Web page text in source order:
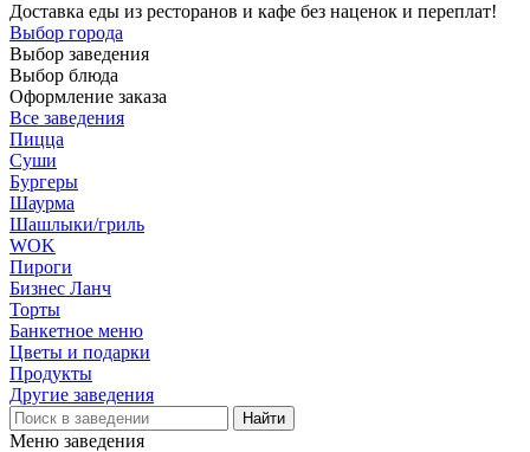
Доставка еды из ресторанов и кафе без наценок и переплат!
Выбор города
Выбор заведения
Выбор блюда
Оформление заказа
Все заведения
Пицца
Суши
Бургеры
Шаурма
Шашлыки/гриль
WOK
Пироги
Бизнес Ланч
Торты
Банкетное меню
Цветы и подарки
Продукты
Другие заведения
Меню заведения